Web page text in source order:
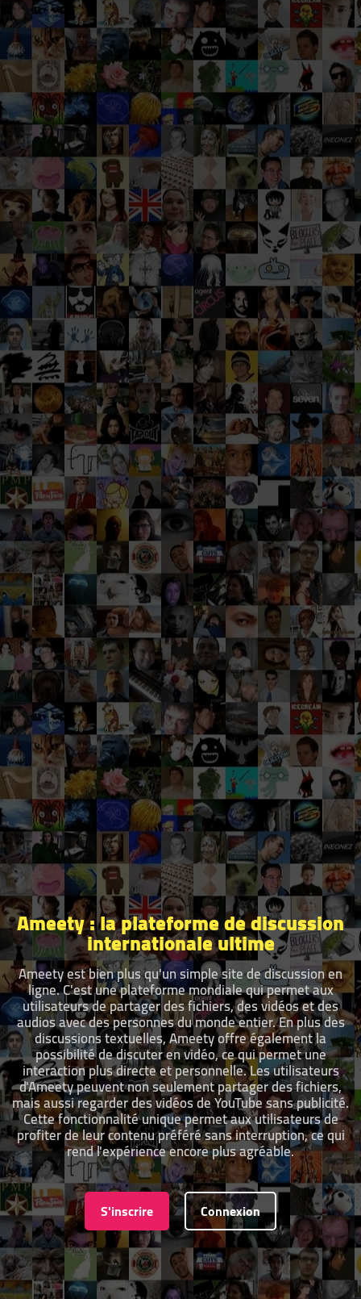
Ameety : la plateforme de discussion
internationale ultime
Ameety est bien plus qu'un simple site de discussion en
ligne. C'est une plateforme mondiale qui permet aux
utilisateurs de partager des fichiers, des vidéos et des
audios avec des personnes du monde entier. En plus des
discussions textuelles, Ameety offre également la
possibilité de discuter en vidéo, ce qui permet une
interaction plus directe et personnelle. Les utilisateurs
d'Ameety peuvent non seulement partager des fichiers,
mais aussi regarder des vidéos de YouTube sans publicité.
Cette fonctionnalité unique permet aux utilisateurs de
profiter de leur contenu préféré sans interruption, ce qui
rend l'expérience encore plus agréable.
S'inscrire Connexion